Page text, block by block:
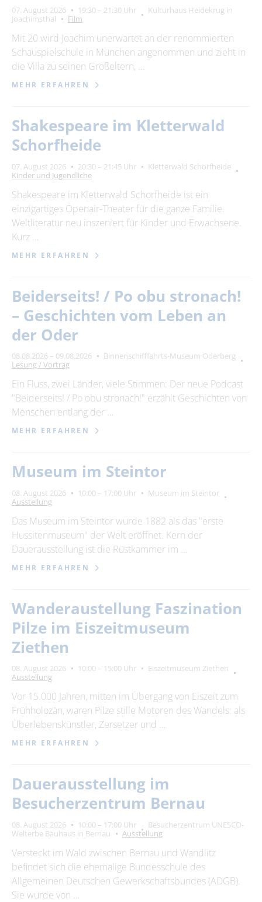
07. August 2026 19:30 – 21:30 Uhr
Kulturhaus Heidekrug in
Joachimsthal
Film
Mit 20 wird Joachim unerwartet an der renommierten
Schauspielschule in München angenommen und zieht in
die Villa zu seinen Großeltern, …
MEHR ERFAHREN
Shakespeare im Kletterwald
Schorfheide
07. August 2026 20:30 – 21:45 Uhr
Kletterwald Schorfheide
Kinder und Jugendliche
Shakespeare im Kletterwald Schorfheide ist ein
einzigartiges Openair-Theater für die ganze Familie.
Weltliteratur neu inszeniert für Kinder und Erwachsene.
Kurz …
MEHR ERFAHREN
Beiderseits! / Po obu stronach!
– Geschichten vom Leben an
der Oder
08.08.2026 – 09.08.2026
Binnenschifffahrts-Museum Oderberg
Lesung / Vortrag
Ein Fluss, zwei Länder, viele Stimmen: Der neue Podcast
"Beiderseits! / Po obu stronach!" erzählt Geschichten von
Menschen entlang der …
MEHR ERFAHREN
Museum im Steintor
08. August 2026 10:00 – 17:00 Uhr
Museum im Steintor
Ausstellung
Das Museum im Steintor wurde 1882 als das "erste
Hussitenmuseum" der Welt eröffnet. Kern der
Dauerausstellung ist die Rüstkammer im …
MEHR ERFAHREN
Wanderaustellung Faszination
Pilze im Eiszeitmuseum
Ziethen
08. August 2026 10:00 – 15:00 Uhr
Eiszeitmuseum Ziethen
Ausstellung
Vor 15.000 Jahren, mitten im Übergang von Eiszeit zum
Frühholozän, waren Pilze stille Motoren des Wandels: als
Überlebenskünstler, Zersetzer und …
MEHR ERFAHREN
Dauerausstellung im
Besucherzentrum Bernau
08. August 2026 10:00 – 17:00 Uhr
Besucherzentrum UNESCO-
Welterbe Bauhaus in Bernau
Ausstellung
Versteckt im Wald zwischen Bernau und Wandlitz
befindet sich die ehemalige Bundesschule des
Allgemeinen Deutschen Gewerkschaftsbundes (ADGB).
Sie wurde von …